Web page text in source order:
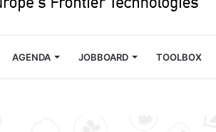
AGENDA JOBBOARD TOOLBOX